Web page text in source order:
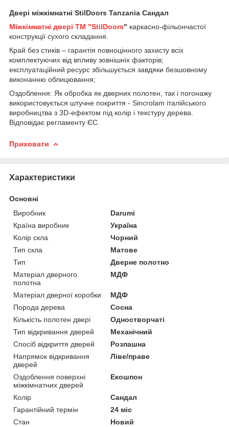
Двері міжкімнатні StilDoors Tanzania Сандал
Міжкімнатні двері TM "StilDoors" каркасно-фільончастої
конструкції сухого складання.
Край без стиків – гарантія повноцінного захисту всіх
комплектуючих від впливу зовнішніх факторів;
експлуатаційний ресурс збільшується завдяки безшовному
виконанню облицювання;
Оздоблення: Як обробка як дверних полотен, так і погонажу
використовується штучне покриття - Sincrolam італійського
виробництва з 3D-ефектом під колір і текстуру дерева.
Відповідає регламенту ЄС.
Приховати
Характеристики
Основні
Виробник
Darumi
Країна виробник
Україна
Колір скла
Чорний
Тип скла
Матове
Тип
Дверне полотно
Матеріал дверного
полотна
МДФ
Матеріал дверної коробки
МДФ
Порода дерева
Сосна
Кількість полотен двері
Одностворчаті
Тип відкривання дверей
Механічний
Спосіб відкриття дверей
Розпашна
Напрямок відкривання
дверей
Ліве/праве
Оздоблення поверхні
міжкімнатних дверей
Екошпон
Колір
Сандал
Гарантійний термін
24 міс
Стан
Новий